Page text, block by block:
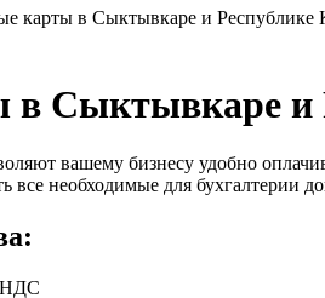
карты в Сыктывкаре и Республике
Сыктывкаре и
вашему бизнесу удобно
все необходимые для бухгалтерии
НДС